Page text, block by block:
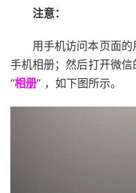
注意：
用手机访问本页面
手机相册；然后打开微
“相册” ，如下图所示。